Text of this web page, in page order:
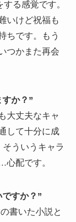
る感覚です。
いけど祝福も
ちです。もう
つかまた再会
か？”
大丈夫なキャ
して十分に成
ういうキャラ
配です。
すか？”
書いた小説と